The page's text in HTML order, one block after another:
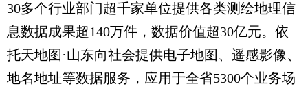
30多个行业部门超千家单位提供各类测绘地理信
息数据成果超140万件，数据价值超30亿元。依
托天地图·山东向社会提供电子地图、遥感影像、
地名地址等数据服务，应用于全省5300个业务场